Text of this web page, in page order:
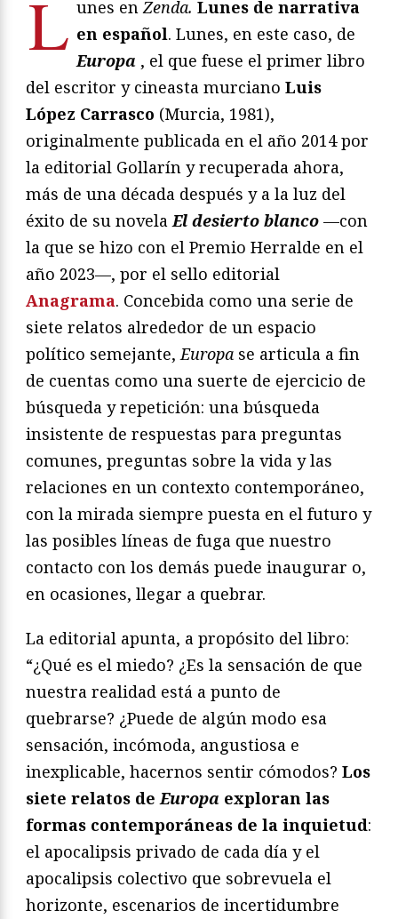
L unes en Zenda. Lunes de narrativa
en español. Lunes, en este caso, de
Europa , el que fuese el primer libro
del escritor y cineasta murciano Luis
López Carrasco (Murcia, 1981),
originalmente publicada en el año 2014 por
la editorial Gollarín y recuperada ahora,
más de una década después y a la luz del
éxito de su novela El desierto blanco —con
la que se hizo con el Premio Herralde en el
año 2023—, por el sello editorial
Anagrama. Concebida como una serie de
siete relatos alrededor de un espacio
político semejante, Europa se articula a fin
de cuentas como una suerte de ejercicio de
búsqueda y repetición: una búsqueda
insistente de respuestas para preguntas
comunes, preguntas sobre la vida y las
relaciones en un contexto contemporáneo,
con la mirada siempre puesta en el futuro y
las posibles líneas de fuga que nuestro
contacto con los demás puede inaugurar o,
en ocasiones, llegar a quebrar.
La editorial apunta, a propósito del libro:
“¿Qué es el miedo? ¿Es la sensación de que
nuestra realidad está a punto de
quebrarse? ¿Puede de algún modo esa
sensación, incómoda, angustiosa e
inexplicable, hacernos sentir cómodos? Los
siete relatos de Europa exploran las
formas contemporáneas de la inquietud:
el apocalipsis privado de cada día y el
apocalipsis colectivo que sobrevuela el
horizonte, escenarios de incertidumbre